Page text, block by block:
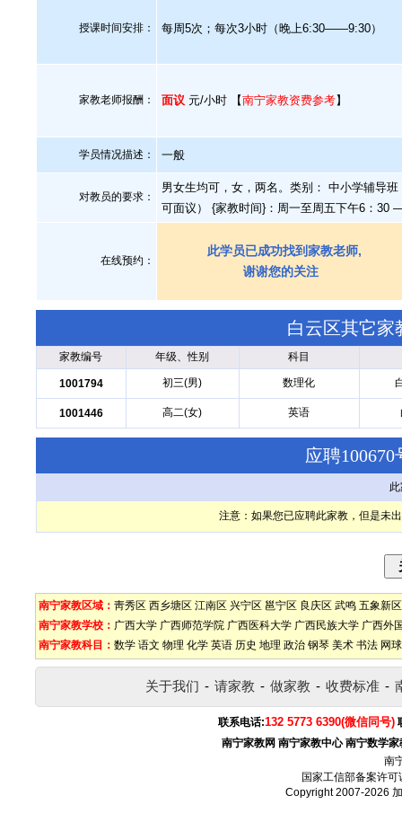
授课时间安排： 每周5次；每次3小时（晚上6:30——9:30）
家教老师报酬： 面议 元/小时 【南宁家教资费参考】
学员情况描述： 一般
对教员的要求：
男女生均可，女，两名。类别： 中小学辅导
可面议） {家教时间}：周一至周五下午6：30
在线预约：
此学员已成功找到家教老师,
谢谢您的关注
白云区其它家
家教编号 年级、性别 科目
1001794 初三(男) 数理化
1001446 高二(女) 英语
应聘
注意：如果您已应聘此家教，但是未
南宁家教区域： 靑秀区 西乡塘区 江南区 兴宁区 邕宁区 良庆区 武鸣 五象新区
南宁家教学校： 广西大学 广西师范学院 广西医科大学 广西民族大学 广西外
南宁家教科目： 数学 语文 物理 化学 英语 历史 地理 政治 钢琴 美术 书法 网球
关于我们 - 请家教 - 做家教 - 收费标准 -
联系电话:132 5773 6390(微信同号)
南宁家教网 南宁家教中心 南宁数学家
南
国家工信部备案许可
Copyright 2007-2026